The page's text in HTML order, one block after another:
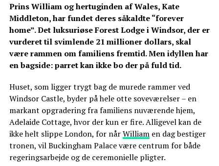
Prins William og hertuginden af Wales, Kate
Middleton, har fundet deres såkaldte “forever
home”. Det luksuriøse Forest Lodge i Windsor, der er
vurderet til svimlende 21 millioner dollars, skal
være rammen om familiens fremtid. Men idyllen har
en bagside: parret kan ikke bo der på fuld tid.
Huset, som ligger trygt bag de murede rammer ved
Windsor Castle, byder på hele otte soveværelser – en
markant opgradering fra familiens nuværende hjem,
Adelaide Cottage, hvor der kun er fire. Alligevel kan de
ikke helt slippe London, for nårWilliamen dag bestiger
tronen, vil Buckingham Palace være centrum for både
regeringsarbejde og de ceremonielle pligter.